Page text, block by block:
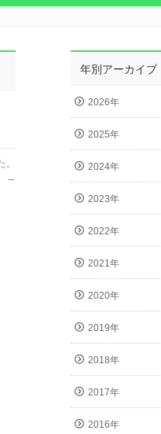
→
年別アーカイブ
2026年
2025年
2024年
2023年
2022年
2021年
2020年
2019年
2018年
2017年
2016年